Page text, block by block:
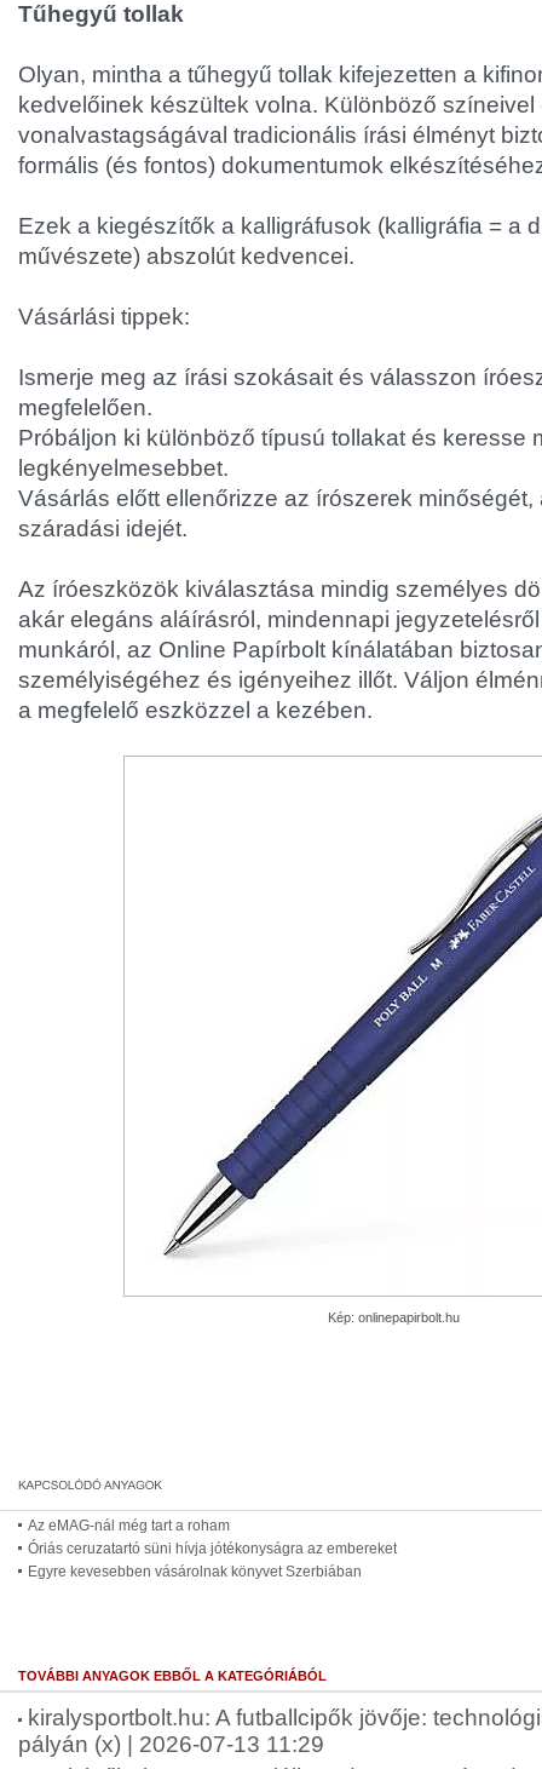
Tűhegyű tollak
Olyan, mintha a tűhegyű tollak kifejezetten a
kedvelőinek készültek volna. Különböző
vonalvastagságával tradicionális írási élményt
formális (és fontos) dokumentumok
Ezek a kiegészítők a kalligráfusok (kalligráfia = a
művészete) abszolút kedvencei.
Vásárlási tippek:
Ismerje meg az írási szokásait és válasszon
megfelelően.
Próbáljon ki különböző típusú tollakat és keresse
legkényelmesebbet.
Vásárlás előtt ellenőrizze az írószerek minőségét,
száradási idejét.
Az íróeszközök kiválasztása mindig személyes
akár elegáns aláírásról, mindennapi
munkáról, az Online Papírbolt kínálatában
személyiségéhez és igényeihez illőt. Váljon
a megfelelő eszközzel a kezében.
Kép: onlinepapirbolt.hu
Az eMAG-nál még tart a roham
Óriás ceruzatartó süni hívja jótékonyságra az embereket
Egyre kevesebben vásárolnak könyvet Szerbiában
TOVÁBBI ANYAGOK EBBŐL A KATEGÓRIÁBÓL
kiralysportbolt.hu: A futballcipők jövője:
pályán (x) | 2026-07-13 11:29